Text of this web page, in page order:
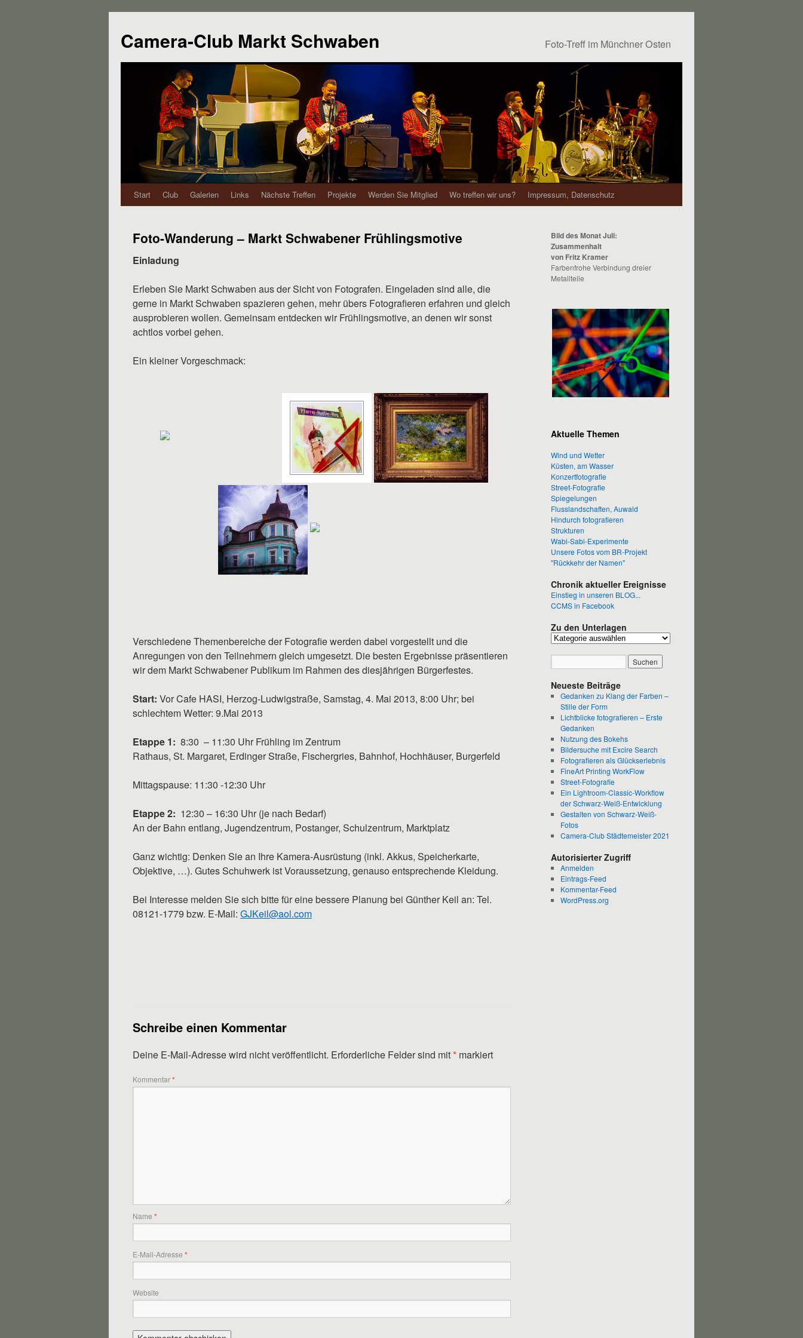
Camera-Club Markt Schwaben Foto-Treff im Münchner Osten
Start Club Galerien Links Nächste Treffen Projekte Werden Sie Mitglied Wo treffen wir uns? Impressum, Datenschutz
Foto-Wanderung – Markt Schwabener Frühlingsmotive
Einladung
Erleben Sie Markt Schwaben aus der Sicht von Fotografen. Eingeladen sind alle, die
gerne in Markt Schwaben spazieren gehen, mehr übers Fotografieren erfahren und gleich
ausprobieren wollen. Gemeinsam entdecken wir Frühlingsmotive, an denen wir sonst
achtlos vorbei gehen.
Ein kleiner Vorgeschmack:
Verschiedene Themenbereiche der Fotografie werden dabei vorgestellt und die
Anregungen von den Teilnehmern gleich umgesetzt. Die besten Ergebnisse präsentieren
wir dem Markt Schwabener Publikum im Rahmen des diesjährigen Bürgerfestes.
Start: Vor Cafe HASI, Herzog-Ludwigstraße, Samstag, 4. Mai 2013, 8:00 Uhr; bei
schlechtem Wetter: 9.Mai 2013
Etappe 1: 8:30 – 11:30 Uhr Frühling im Zentrum
Rathaus, St. Margaret, Erdinger Straße, Fischergries, Bahnhof, Hochhäuser, Burgerfeld
Mittagspause: 11:30 -12:30 Uhr
Etappe 2: 12:30 – 16:30 Uhr (je nach Bedarf)
An der Bahn entlang, Jugendzentrum, Postanger, Schulzentrum, Marktplatz
Ganz wichtig: Denken Sie an Ihre Kamera-Ausrüstung (inkl. Akkus, Speicherkarte,
Objektive, …). Gutes Schuhwerk ist Voraussetzung, genauso entsprechende Kleidung.
Bei Interesse melden Sie sich bitte für eine bessere Planung bei Günther Keil an: Tel.
08121-1779 bzw. E-Mail: GJKeil@aol.com
Schreibe einen Kommentar
Deine E-Mail-Adresse wird nicht veröffentlicht. Erforderliche Felder sind mit* markiert
Kommentar*
Name *
E-Mail-Adresse *
Website
Bild des Monat Juli:
Zusammenhalt
von Fritz Kramer
Farbenfrohe Verbindung dreier
Metallteile
Aktuelle Themen
Wind und Wetter
Küsten, am Wasser
Konzertfotografie
Street-Fotografie
Spiegelungen
Flusslandschaften, Auwald
Hindurch fotografieren
Strukturen
Wabi-Sabi-Experimente
Unsere Fotos vom BR-Projekt
"Rückkehr der Namen"
Chronik aktueller Ereignisse
Einstieg in unseren BLOG...
CCMS in Facebook
Zu den Unterlagen
Neueste Beiträge
Gedanken zu Klang der Farben –
Stille der Form
Lichtblicke fotografieren – Erste
Gedanken
Nutzung des Bokehs
Bildersuche mit Excire Search
Fotografieren als Glückserlebnis
FineArt Printing WorkFlow
Street-Fotografie
Ein Lightroom-Classic-Workflow
der Schwarz-Weiß-Entwicklung
Gestalten von Schwarz-Weiß-
Fotos
Camera-Club Städtemeister 2021
Autorisierter Zugriff
Anmelden
Eintrags-Feed
Kommentar-Feed
WordPress.org